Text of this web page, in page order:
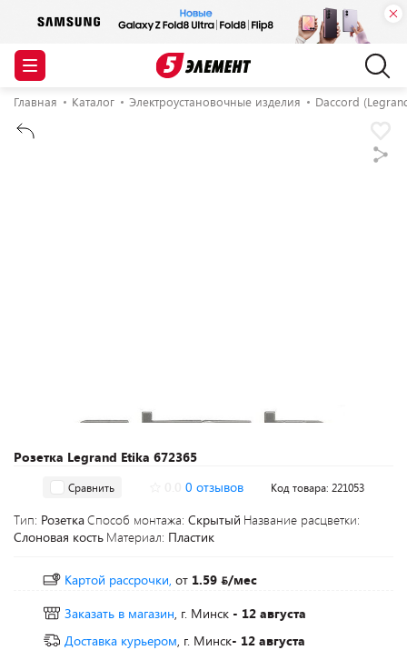
Главная Каталог Электроустановочные изделия Daccord
Розетка Legrand Etika 672365
Сравнить 0 отзывов Код товара: 221053
Тип: РозеткаСпособ монтажа: Скрытый Название расцветки:
Слоновая кость Материал: Пластик
Картой рассрочки, от 1.59
/мес
Заказать в магазин, г. Минск - 12 августа
Доставка курьером, г. Минск- 12 августа